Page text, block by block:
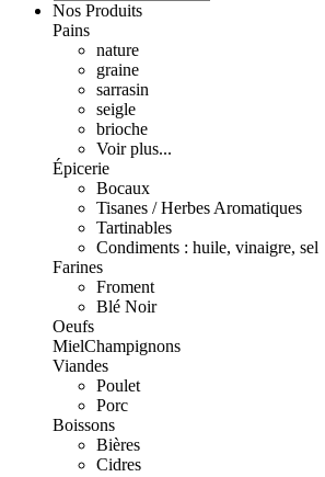
Nos Produits
Pains
nature
graine
sarrasin
seigle
brioche
Voir plus...
Épicerie
Bocaux
Tisanes / Herbes Aromatiques
Tartinables
Condiments : huile, vinaigre, sel
Farines
Froment
Blé Noir
Oeufs
MielChampignons
Viandes
Poulet
Porc
Boissons
Bières
Cidres